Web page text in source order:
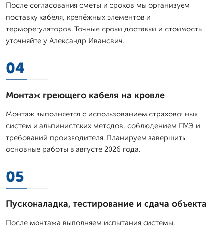
После согласования сметы и сроков мы организуем
поставку кабеля, крепёжных элементов и
терморегуляторов. Точные сроки доставки и стоимость
уточняйте у Александр Иванович.
04
Монтаж греющего кабеля на кровле
Монтаж выполняется с использованием страховочных
систем и альпинистских методов, соблюдением ПУЭ и
требований производителя. Планируем завершить
основные работы в августе 2026 года.
05
Пусконаладка, тестирование и сдача объекта
После монтажа выполняем испытания системы,